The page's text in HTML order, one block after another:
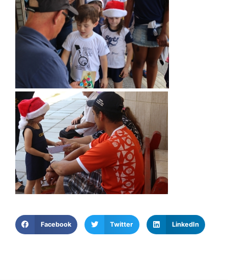
Facebook Twitter LinkedIn